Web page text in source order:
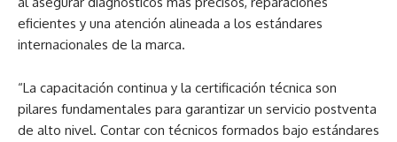
eficientes y una atención alineada a los estándares
internacionales de la marca.
“La capacitación continua y la certificación técnica son
pilares fundamentales para garantizar un servicio postventa
de alto nivel. Contar con técnicos formados bajo estándares